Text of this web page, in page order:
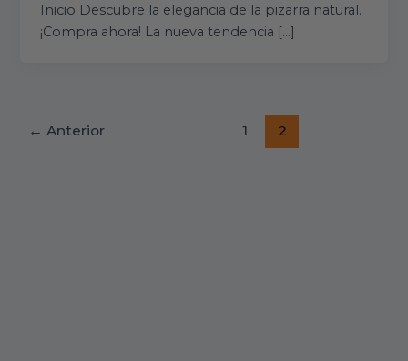
Inicio Descubre la elegancia de la pizarra natural.
¡Compra ahora! La nueva tendencia […]
← Anterior 1 2